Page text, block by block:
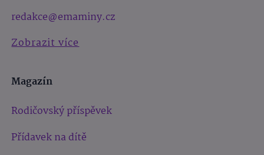
redakce@emaminy.cz
Zobrazit více
Magazín
Rodičovský příspěvek
Přídavek na dítě